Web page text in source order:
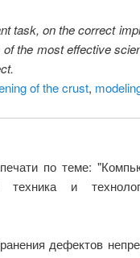
on the correct
the most effective
of the crust,
по теме:
техника и
дефектов